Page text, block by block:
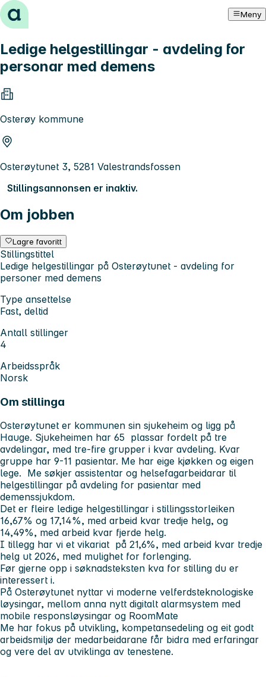
Hopp til innhold Meny
Ledige helgestillingar - avdeling for
personar med demens
Osterøy kommune
Osterøytunet 3, 5281 Valestrandsfossen
Stillingsannonsen er inaktiv.
Om jobben
Lagre favoritt
Stillingstittel
Ledige helgestillingar på Osterøytunet - avdeling for
personer med demens
Type ansettelse
Fast, deltid
Antall stillinger
4
Arbeidsspråk
Norsk
Om stillinga
Osterøytunet er kommunen sin sjukeheim og ligg på
Hauge. Sjukeheimen har 65 plassar fordelt på tre
avdelingar, med tre-fire grupper i kvar avdeling. Kvar
gruppe har 9-11 pasientar. Me har eige kjøkken og eigen
lege. Me søkjer assistentar og helsefagarbeidarar til
helgestillingar på avdeling for pasientar med
demenssjukdom.
Det er fleire ledige helgestillingar i stillingsstorleiken
16,67% og 17,14%, med arbeid kvar tredje helg, og
14,49%, med arbeid kvar fjerde helg.
I tillegg har vi et vikariat på 21,6%, med arbeid kvar tredje
helg ut 2026, med mulighet for forlenging.
Før gjerne opp i søknadsteksten kva for stilling du er
interessert i.
På Osterøytunet nyttar vi moderne velferdsteknologiske
løysingar, mellom anna nytt digitalt alarmsystem med
mobile responsløysingar og RoomMate
Me har fokus på utvikling, kompetansedeling og eit godt
arbeidsmiljø der medarbeidarane får bidra med erfaringar
og vere del av utviklinga av tenestene.